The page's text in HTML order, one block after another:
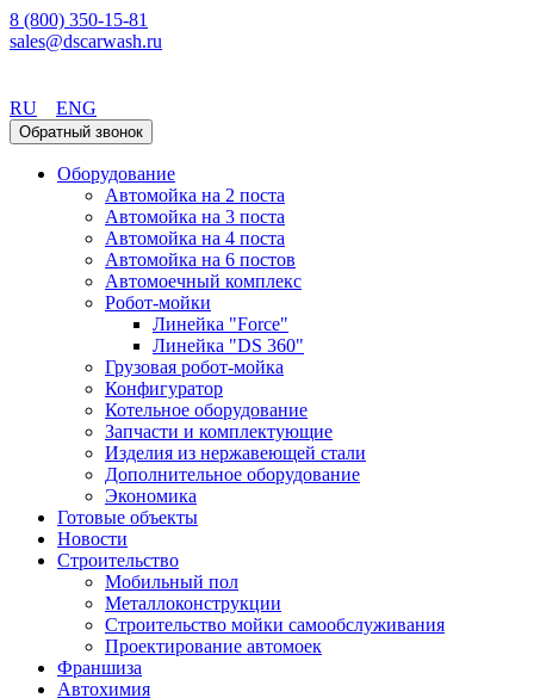
8 (800) 350-15-81
sales@dscarwash.ru
RU
ENG
Обратный звонок
Оборудование
Автомойка на 2 поста
Автомойка на 3 поста
Автомойка на 4 поста
Автомойка на 6 постов
Автомоечный комплекс
Робот-мойки
Линейка "Force"
Линейка "DS 360"
Грузовая робот-мойка
Конфигуратор
Котельное оборудование
Запчасти и комплектующие
Изделия из нержавеющей стали
Дополнительное оборудование
Экономика
Готовые объекты
Новости
Строительство
Мобильный пол
Металлоконструкции
Строительство мойки самообслуживания
Проектирование автомоек
Франшиза
Автохимия